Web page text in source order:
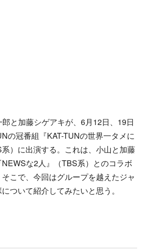
と加藤シゲアキが、6月12日、19日
の冠番組『KAT-TUNの世界一タメに
）に出演する。これは、小山と加藤
な2人』（TBS系）とのコラボ
こで、今回はグループを越えたジャ
ついて紹介してみたいと思う。